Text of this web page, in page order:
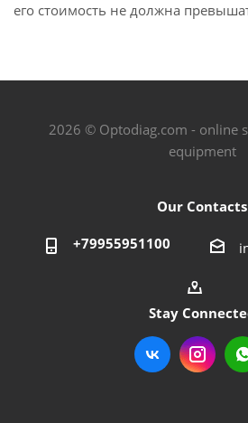
его стоимость не должна
2026 © Optodiag.com - online
equipment
Our Contacts
+79955951100
Stay